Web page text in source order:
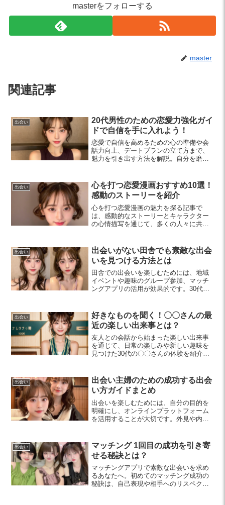
masterをフォローする
master
関連記事
出会い
20代男性のための恋愛力強化ガイ
ドで自信を手に入れよう！
恋愛で自信を高めるための心の準備や会
話力向上、デートプランの立て方まで、
魅力を引き出す方法を解説。自分を磨
出会い
心を打つ恋愛漫画おすすめ10選！
感動のストーリーを紹介
心を打つ恋愛漫画の魅力を探る記事で
は、感動的なストーリーとキャラクター
の心情描写を通じて、多くの人々に共感
品が、あなたの心を温めてくれること間
違いなしです。
出会い
出会いがない田舎でも素敵な出会
いを見つける方法とは
田舎での出会いを楽しむためには、地域
イベントや趣味のグループ参加、マッチ
ングアプリの活用が効果的です。30代〜
出会い
好きなものを聞く！〇〇さんの最
近の楽しい出来事とは？
友人との会話から始まった楽しい出来事
を通じて、日常の楽しみや新しい趣味を
見つけた30代の〇〇さんの体験を紹介し
い時間を過ごしました。
出会い
出会い主婦のための成功する出会
い方ガイドまとめ
出会いを楽しむためには、自分の目的を
明確にし、オンラインプラットフォーム
を活用することが大切です。外見や内面
いきましょう。
出会い
マッチング 1回目の成功を引き寄
せる秘訣とは？
マッチングアプリで素敵な出会いを求め
るあなたへ。初めてのマッチング成功の
秘訣は、自己表現や相手へのリスペク